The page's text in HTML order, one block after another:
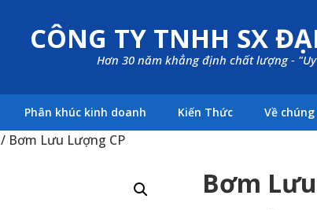
CÔNG TY TNHH SX
Hơn 30 năm khẳng định chất lượng -
Phân khúc kinh doanh Kiến Thức Về
/ Bơm Lưu Lượng CP
Bơm